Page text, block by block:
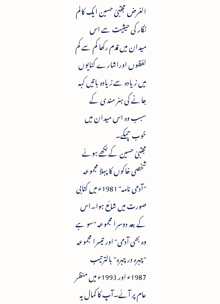
الغرض مجتبیٰ حسین ایک کالم
نگار کی حیثیت سے اس
میدان میں قدم رکھا کم سے کم
لفظوں اوراشارے کنایوں
میں زیادہ سے زیادہ باتیں کہہ
جانے کی ہنر مندی کے
سبب وہ اس میدان میں
خوب چمکے۔
مجتبیٰ حسین کے لکھے ہوئے
شخصی خاکوں کا پہلا مجموعہ
"آدمی نامہ" 1981ء میں کتابی
صورت میں شائع ہوا۔اس
کے بعد دوسرا مجموعہ "سو ہے
وہ بھی آدمی" اور تیسرا مجموعہ
"چہرہ در چہرہ" بالترتیب
1987ء اور 1993ء میں منظر
عام پر آئے۔آپ کا کمال یہ